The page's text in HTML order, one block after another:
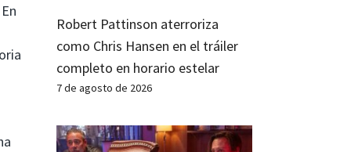
Robert Pattinson aterroriza
como Chris Hansen en el tráiler
completo en horario estelar
7 de agosto de 2026